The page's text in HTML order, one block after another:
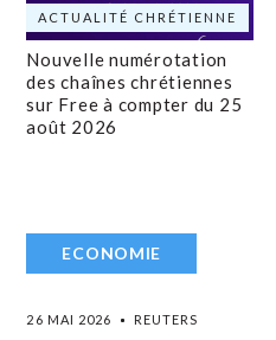
ACTUALITÉ CHRÉTIENNE
Nouvelle numérotation
des chaînes chrétiennes
sur Free à compter du 25
août 2026
ECONOMIE
26 MAI 2026 REUTERS